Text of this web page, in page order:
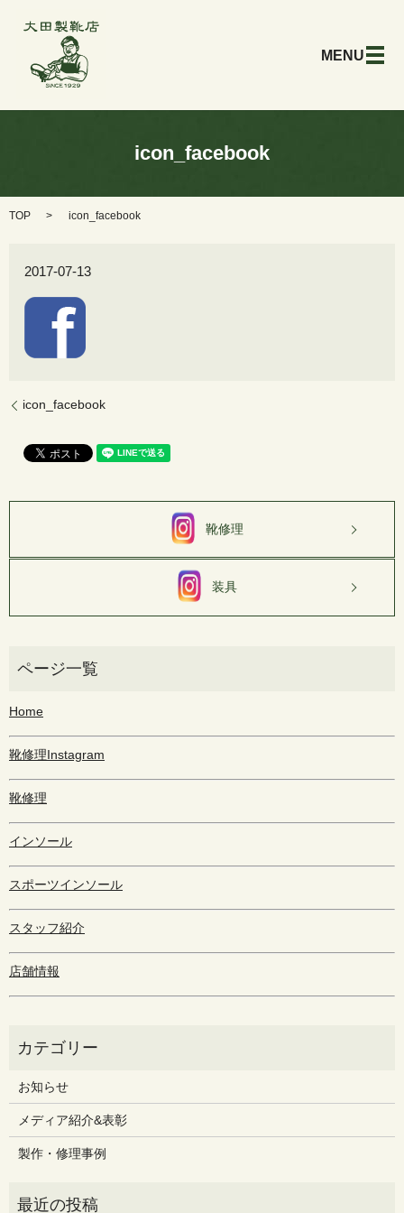
メ
icon_facebook
TOP icon_facebook
2017-07-13
icon_facebook
靴修理
装具
Home
靴修理Instagram
靴修理
インソール
スポーツインソール
スタッフ紹介
店舗情報
お知らせ
メディア紹介&表彰
製作・修理事例